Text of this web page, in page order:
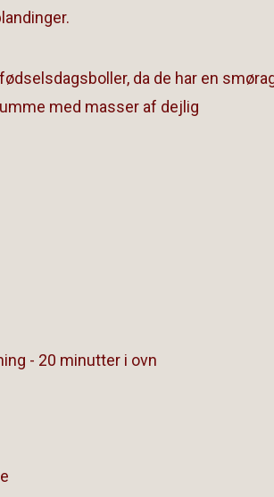
da de har en
med masser af dejlig
- 20 minutter i ovn